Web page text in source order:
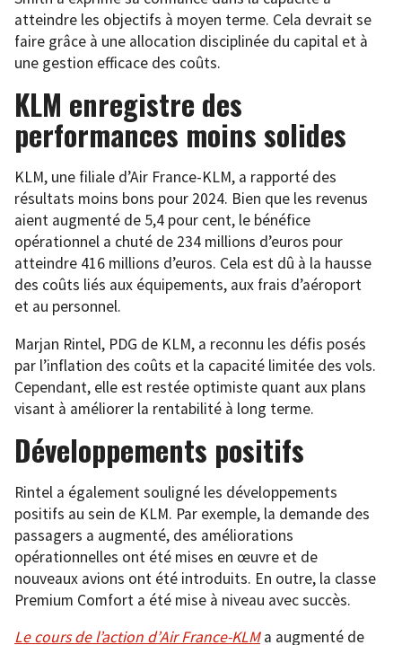
atteindre les objectifs à moyen terme. Cela devrait se
faire grâce à une allocation disciplinée du capital et à
une gestion efficace des coûts.
KLM enregistre des
performances moins solides
KLM, une filiale d’Air France-KLM, a rapporté des
résultats moins bons pour 2024. Bien que les revenus
aient augmenté de 5,4 pour cent, le bénéfice
opérationnel a chuté de 234 millions d’euros pour
atteindre 416 millions d’euros. Cela est dû à la hausse
des coûts liés aux équipements, aux frais d’aéroport
et au personnel.
Marjan Rintel, PDG de KLM, a reconnu les défis posés
par l’inflation des coûts et la capacité limitée des vols.
Cependant, elle est restée optimiste quant aux plans
visant à améliorer la rentabilité à long terme.
Développements positifs
Rintel a également souligné les développements
positifs au sein de KLM. Par exemple, la demande des
passagers a augmenté, des améliorations
opérationnelles ont été mises en œuvre et de
nouveaux avions ont été introduits. En outre, la classe
Premium Comfort a été mise à niveau avec succès.
Le cours de l’action d’Air France-KLMa augmenté de